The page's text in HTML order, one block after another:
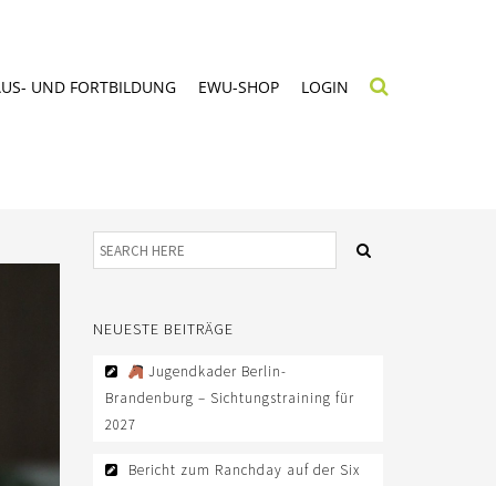
UND FORTBILDUNG EWU-SHOP LOGIN
NEUESTE BEITRÄGE
Jugendkader Berlin-
Brandenburg – Sichtungstraining für
2027
Bericht zum Ranchday auf der Six